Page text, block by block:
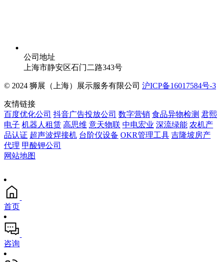
公司地址
上海市静安区石门二路343号
© 2024 狮展（上海）展示服务有限公司 沪ICP备16017584号-3
友情链接
百度优化公司 抖音广告投放公司 数字营销 食品异物检测 君熙
电子 机器人租赁 高思维 意天物联 中电宏业 深流绿能 农机产
品认证 超声波焊接机 台阶仪设备 OKR管理工具 吉隆坡房产
代理 甲酸钾公司
网站地图
首页
咨询